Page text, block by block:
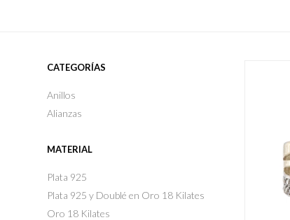
CATEGORÍAS
Anillos
Alianzas
MATERIAL
Plata 925
Plata 925 y Doublé en Oro 18 Kilates
Oro 18 Kilates